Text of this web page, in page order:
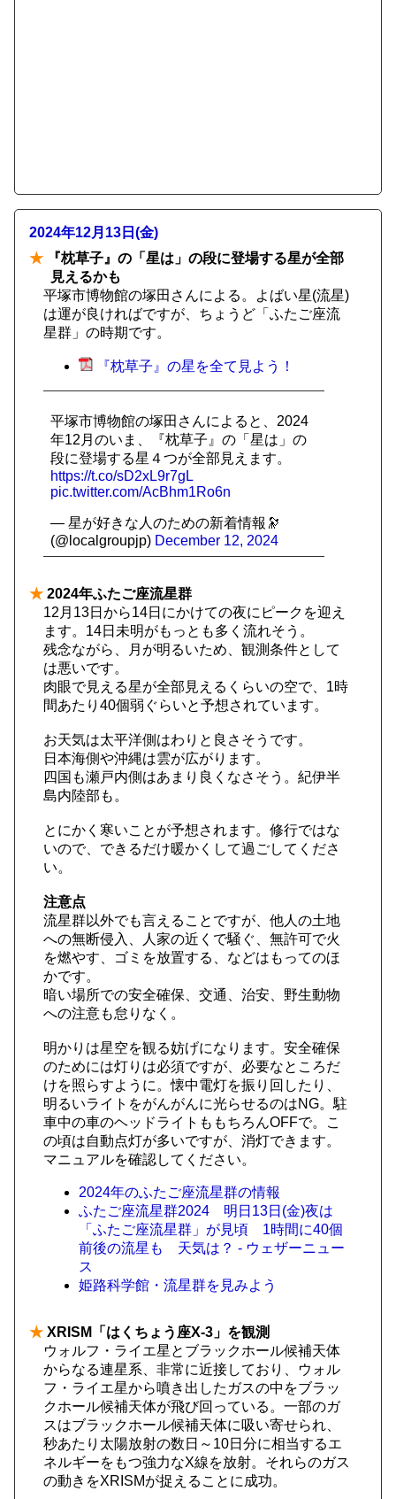
2024年12月13日(金)
★ 『枕草子』の「星は」の段に登場する星が全部
見えるかも
平塚市博物館の塚田さんによる。よばい星(流星)
は運が良ければですが、ちょうど「ふたご座流
星群」の時期です。
『枕草子』の星を全て見よう！
平塚市博物館の塚田さんによると、2024
年12月のいま、『枕草子』の「星は」の
段に登場する星４つが全部見えます。
https://t.co/sD2xL9r7gL
pic.twitter.com/AcBhm1Ro6n
— 星が好きな人のための新着情報🔭
(@localgroupjp) December 12, 2024
★ 2024年ふたご座流星群
12月13日から14日にかけての夜にピークを迎え
ます。14日未明がもっとも多く流れそう。
残念ながら、月が明るいため、観測条件として
は悪いです。
肉眼で見える星が全部見えるくらいの空で、1時
間あたり40個弱ぐらいと予想されています。
お天気は太平洋側はわりと良さそうです。
日本海側や沖縄は雲が広がります。
四国も瀬戸内側はあまり良くなさそう。紀伊半
島内陸部も。
とにかく寒いことが予想されます。修行ではな
いので、できるだけ暖かくして過ごしてくださ
い。
注意点
流星群以外でも言えることですが、他人の土地
への無断侵入、人家の近くで騒ぐ、無許可で火
を燃やす、ゴミを放置する、などはもってのほ
かです。
暗い場所での安全確保、交通、治安、野生動物
への注意も怠りなく。
明かりは星空を観る妨げになります。安全確保
のためには灯りは必須ですが、必要なところだ
けを照らすように。懐中電灯を振り回したり、
明るいライトをがんがんに光らせるのはNG。駐
車中の車のヘッドライトももちろんOFFで。こ
の頃は自動点灯が多いですが、消灯できます。
マニュアルを確認してください。
2024年のふたご座流星群の情報
ふたご座流星群2024 明日13日(金)夜は
「ふたご座流星群」が見頃 1時間に40個
前後の流星も 天気は？ - ウェザーニュー
ス
姫路科学館・流星群を見みよう
★ XRISM「はくちょう座X-3」を観測
ウォルフ・ライエ星とブラックホール候補天体
からなる連星系、非常に近接しており、ウォル
フ・ライエ星から噴き出したガスの中をブラッ
クホール候補天体が飛び回っている。一部のガ
スはブラックホール候補天体に吸い寄せられ、
秒あたり太陽放射の数日～10日分に相当するエ
ネルギーをもつ強力なX線を放射。それらのガス
の動きをXRISMが捉えることに成功。